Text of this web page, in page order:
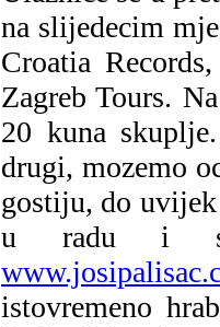
na slijedecim
Croatia
Zagreb Tours.
20 kuna
drugi, mozemo
gostiju, do
u radu i
istovremeno